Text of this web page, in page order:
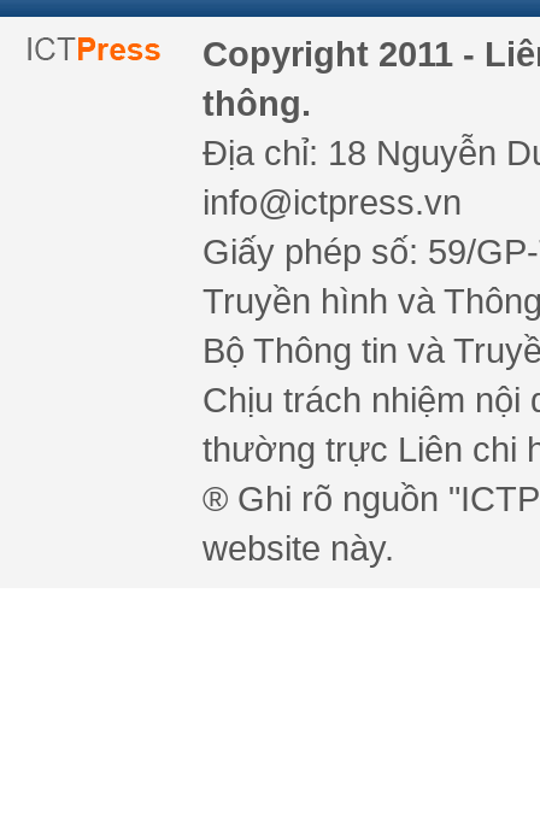
Copyright 2011 -
thông.
Địa chỉ: 18 Nguyễn
info@ictpress.vn
Giấy phép số: 59/
Truyền hình và
Bộ Thông tin và
Chịu trách nhiệm nội
thường trực Liên chi
® Ghi rõ nguồn
website này.